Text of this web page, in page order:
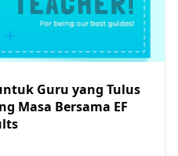
Guru yang Tulus
Masa Bersama EF